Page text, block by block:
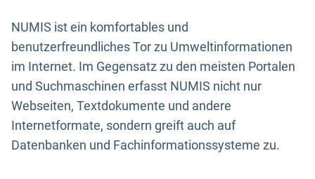
NUMIS ist ein komfortables und
benutzerfreundliches Tor zu Umweltinformationen
im Internet. Im Gegensatz zu den meisten Portalen
und Suchmaschinen erfasst NUMIS nicht nur
Webseiten, Textdokumente und andere
Internetformate, sondern greift auch auf
Datenbanken und Fachinformationssysteme zu.